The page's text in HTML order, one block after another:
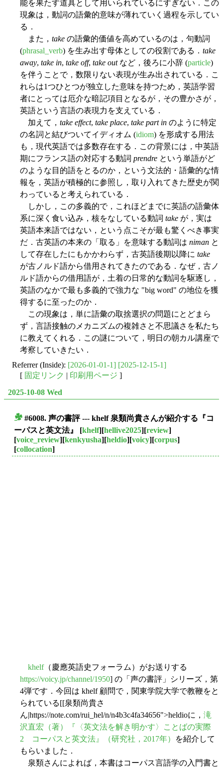
能を果たす道具として用いられているにすぎない．この
現象は，動詞の語彙的意味が薄れていく過程を示してい
る．
また， take の語彙的価値を高めているのは，句動詞
(phrasal_verb) を生み出す母体としての役割である． take
away, take in, take off, take outなど，後ろに小辞 (particle)
を伴うことで，数限りない表現が生み出されている．こ
れらは1つひとつが独立した意味を持つため，英語学習
者にとっては厄介な暗記項目となるが，その豊かさが，
英語という言語の表現力を支えている．
加えて， take effect, take place, take part in のように特定
の名詞と結びついてイディオム (idiom) を形成する用法
も，現代英語では多数存在する．この背景には，中英語
期にフランス語の対応する動詞 prendre という単語がど
のような目的語をとるのか，という文法的・語彙的な情
報を，英語が積極的に参照し，取り入れてきた歴史が関
わっていると考えられている．
しかし，この多義的で，これほどまでに英語の語彙体
系に深く食い込み，核をなしている動詞 take が，実は
英語本来語ではない，という点こそが最も驚くべき事実
だ．古英語の本来の「取る」を意味する動詞は niman と
して存在したにもかかわらず，古英語後期以降に take
が古ノルド語から借用されてきたのである．なぜ，古ノ
ルド語からの借用語が，土着の日常的な動詞を駆逐し，
英語のなかで最も多義的で強力な "big word" の地位を獲
得するに至ったのか．
この現象は，単に語彙の取捨選択の問題にとどまら
ず，言語接触のメカニズムの複雑さと不思議さを私たち
に教えてくれる．この謎について，明日の朝カル講座で
考察していきたい．
Referrer (Inside): [2026-01-01-1] [2025-12-15-1]
[ 固定リンク | 印刷用ページ ]
2025-10-08 Wed
#6008. 声の書評 --- khelf 泉類尚貴さんが紹介する『コ
ーパスと英文法』
[khelf][hellive2025][review]
[voice_review][kenkyusha][heldio][voicy][corpus]
[collocation]
khelf（慶應英語史フォーラム）がお送りする
https://voicy.jp/channel/1950] の「声の書評」シリーズ，第
4弾です．今回は khelf 顧問で，関東学院大学で教鞭をと
られている[[泉類尚貴さ
ん|https://note.com/rui_hel/n/n4b3c4fa34656">heldioに， 滝
沢直宏（著）『〈英文法を解き明かす〉ことばの実際
2 コーパスと英文法』（研究社，2017年）
を紹介して
もらいました．
泉類さんによれば，本書はコーパス言語学の入門書と